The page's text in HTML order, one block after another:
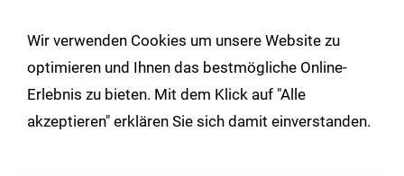
Navigation öffnen
Wir verwenden Cookies um unsere Website zu
optimieren und Ihnen das bestmögliche Online-
Erlebnis zu bieten. Mit dem Klick auf "Alle
akzeptieren" erklären Sie sich damit einverstanden.